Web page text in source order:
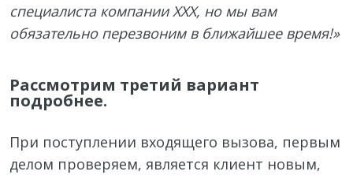
специалиста компании ХХХ, но мы вам
обязательно перезвоним в ближайшее время!»
Рассмотрим третий вариант
подробнее.
При поступлении входящего вызова, первым
делом проверяем, является клиент новым,